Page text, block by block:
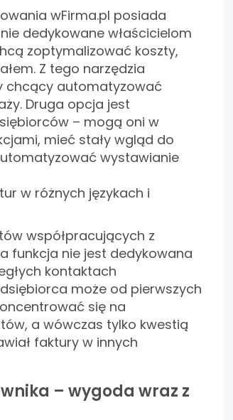
wFirma.pl posiada
dedykowane właścicielom
zoptymalizować koszty,
Z tego narzędzia
chcący automatyzować
Druga opcja jest
– mogą oni w
mieć stały wgląd do
wystawianie
w różnych językach i
współpracujących z
funkcja nie jest dedykowana
kontaktach
może od pierwszych
się na
a wówczas tylko kwestią
faktury w innych
– wygoda wraz z